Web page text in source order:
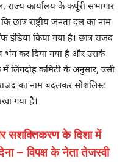
राज्य कार्यालय के कर्पूरी सभागार
राष्ट्रीय जनता दल का नाम
किया गया है। छात्र राजद
भंग कर दिया गया है और उसके
में लिंगदोह कमिटी के अनुसार, उसी
का नाम बदलकर सोशलिस्ट
गया है।
सशक्तिकरण के दिशा में
– विपक्ष के नेता तेजस्वी